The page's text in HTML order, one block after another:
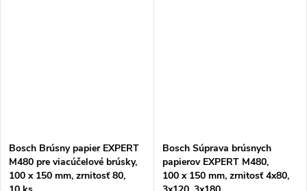
Bosch Brúsny papier EXPERT
M480 pre viacúčelové brúsky,
100 x 150 mm, zrnitosť 80,
Bosch Súprava brúsnych
papierov EXPERT M480,
100 x 150 mm, zrnitosť 4x80,